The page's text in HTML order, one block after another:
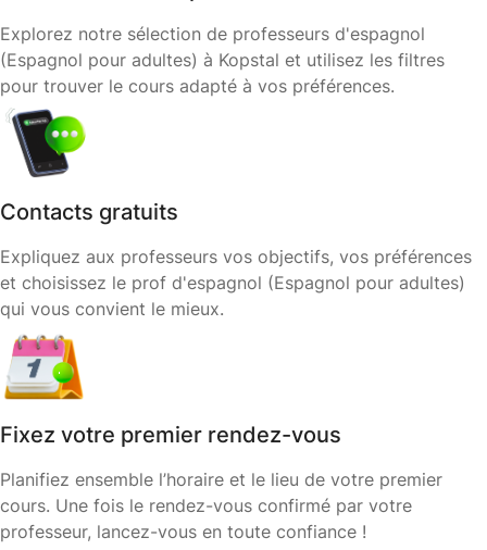
Explorez notre sélection de professeurs d'espagnol
(Espagnol pour adultes) à Kopstal et utilisez les filtres
pour trouver le cours adapté à vos préférences.
Contacts gratuits
Expliquez aux professeurs vos objectifs, vos préférences
et choisissez le prof d'espagnol (Espagnol pour adultes)
qui vous convient le mieux.
Fixez votre premier rendez-vous
Planifiez ensemble l’horaire et le lieu de votre premier
cours. Une fois le rendez-vous confirmé par votre
professeur, lancez-vous en toute confiance !